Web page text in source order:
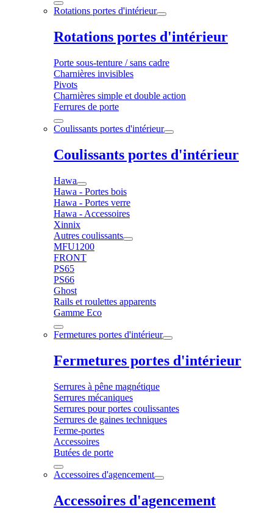
Rotations portes d'intérieur
Rotations portes d'intérieur
Porte sous-tenture / sans cadre
Charnières invisibles
Pivots
Charnières simple et double action
Ferrures de porte
Coulissants portes d'intérieur
Coulissants portes d'intérieur
Hawa
Hawa - Portes bois
Hawa - Portes verre
Hawa - Accessoires
Xinnix
Autres coulissants
MFU1200
FRONT
PS65
PS66
Ghost
Rails et roulettes apparents
Gamme Eco
Fermetures portes d'intérieur
Fermetures portes d'intérieur
Serrures à pêne magnétique
Serrures mécaniques
Serrures pour portes coulissantes
Serrures de gaines techniques
Ferme-portes
Accessoires
Butées de porte
Accessoires d'agencement
Accessoires d'agencement